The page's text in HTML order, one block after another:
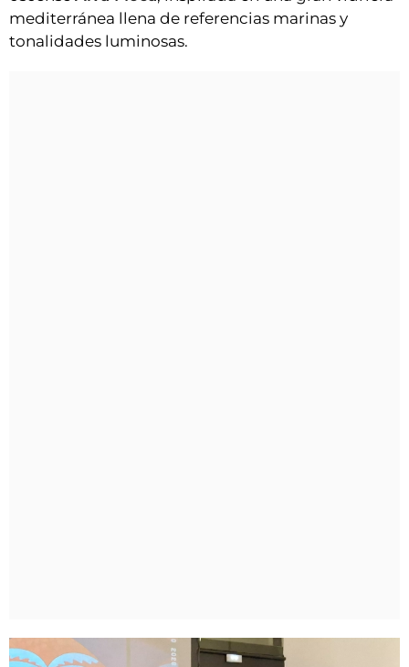
mediterránea llena de referencias marinas y
tonalidades luminosas.